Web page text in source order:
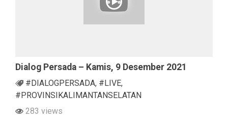
Dialog Persada – Kamis, 9 Desember 2021
#DIALOGPERSADA, #LIVE,
#PROVINSIKALIMANTANSELATAN
283 views